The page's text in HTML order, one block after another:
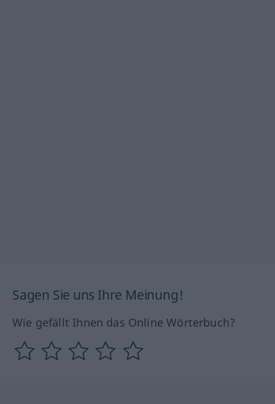
Sagen Sie uns Ihre Meinung!
Wie gefällt Ihnen das Online Wörterbuch?